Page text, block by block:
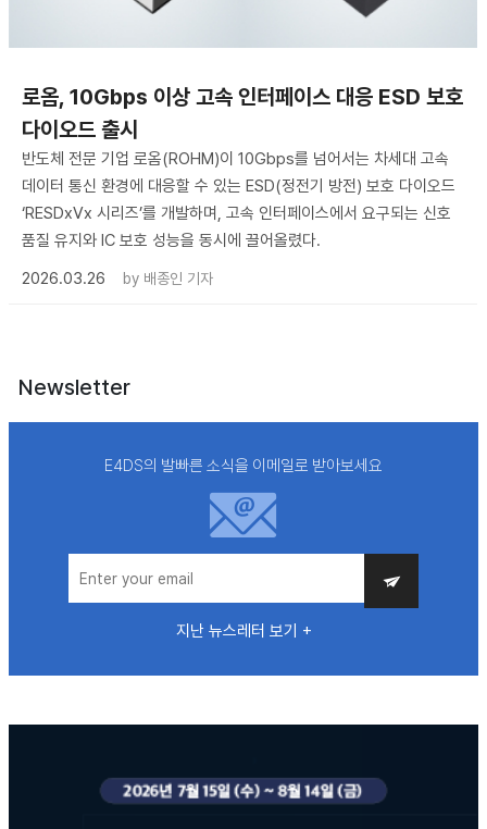
로옴, 10Gbps 이상 고속 인터페이스 대응 ESD 보호
다이오드 출시
반도체 전문 기업 로옴(ROHM)이 10Gbps를 넘어서는 차세대 고속
데이터 통신 환경에 대응할 수 있는 ESD(정전기 방전) 보호 다이오드
‘RESDxVx 시리즈’를 개발하며, 고속 인터페이스에서 요구되는 신호
품질 유지와 IC 보호 성능을 동시에 끌어올렸다.
2026.03.26
by 배종인 기자
Newsletter
E4DS의 발빠른 소식을 이메일로 받아보세요
지난 뉴스레터 보기 +